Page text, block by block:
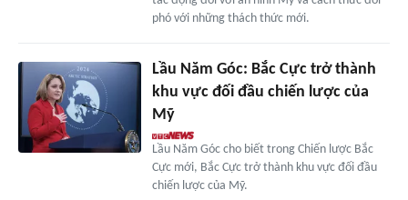
phó với những thách thức mới.
Lầu Năm Góc: Bắc Cực trở thành
khu vực đối đầu chiến lược của
Mỹ
Lầu Năm Góc cho biết trong Chiến lược Bắc
Cực mới, Bắc Cực trở thành khu vực đối đầu
chiến lược của Mỹ.